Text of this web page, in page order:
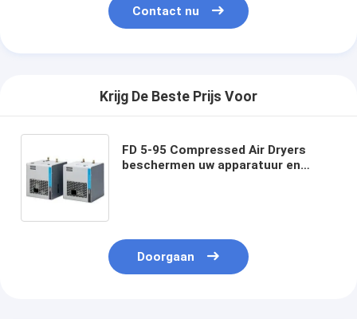
Contact nu
Krijg De Beste Prijs Voor
FD 5-95 Compressed Air Dryers
beschermen uw apparatuur en
Doorgaan